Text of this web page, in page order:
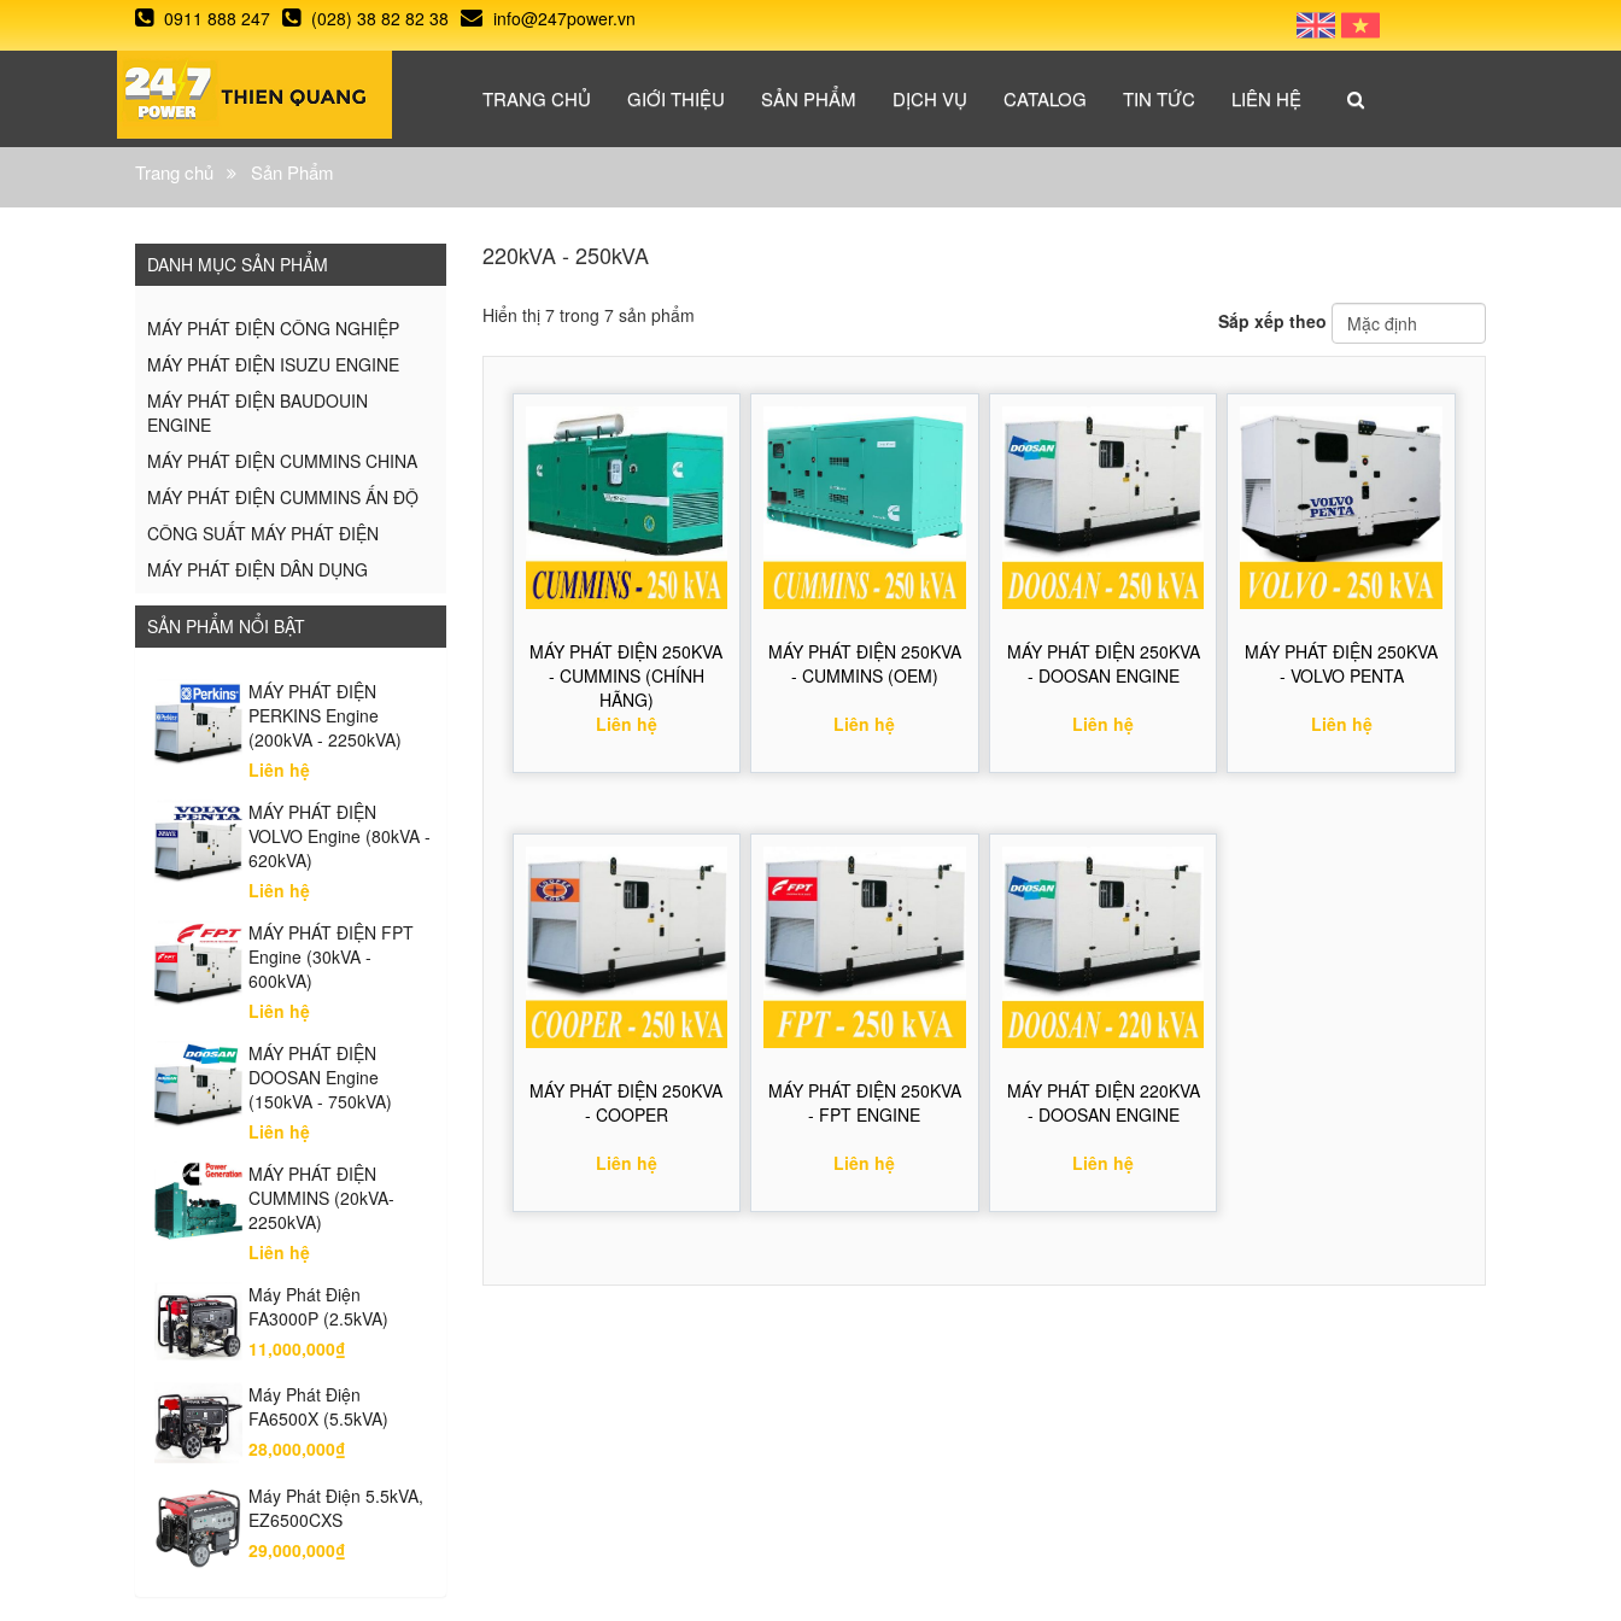
0911 888 247 (028) 38 82 82 38 info@247power.vn
TRANG CHỦ GIỚI THIỆU SẢN PHẨM DỊCH VỤ CATALOG TIN TỨC LIÊN HỆ
Trang chủ Sản Phẩm
220kVA - 250kVA
Hiển thị 7 trong 7 sản phẩm Sắp xếp theo
MÁY PHÁT ĐIỆN 250KVA
- CUMMINS (CHÍNH
HÃNG)
Liên hệ
MÁY PHÁT ĐIỆN 250KVA
- CUMMINS (OEM)
Liên hệ
MÁY PHÁT ĐIỆN 250KVA
- DOOSAN ENGINE
Liên hệ
MÁY PHÁT ĐIỆN 250KVA
- VOLVO PENTA
Liên hệ
MÁY PHÁT ĐIỆN 250KVA
- COOPER
Liên hệ
MÁY PHÁT ĐIỆN 250KVA
- FPT ENGINE
Liên hệ
MÁY PHÁT ĐIỆN 220KVA
- DOOSAN ENGINE
Liên hệ
DANH MỤC SẢN PHẨM
MÁY PHÁT ĐIỆN CÔNG NGHIỆP
MÁY PHÁT ĐIỆN ISUZU ENGINE
MÁY PHÁT ĐIỆN BAUDOUIN
ENGINE
MÁY PHÁT ĐIỆN CUMMINS CHINA
MÁY PHÁT ĐIỆN CUMMINS ẤN ĐỘ
CÔNG SUẤT MÁY PHÁT ĐIỆN
MÁY PHÁT ĐIỆN DÂN DỤNG
SẢN PHẨM NỔI BẬT
MÁY PHÁT ĐIỆN
PERKINS Engine
(200kVA - 2250kVA)
Liên hệ
MÁY PHÁT ĐIỆN
VOLVO Engine (80kVA -
620kVA)
Liên hệ
MÁY PHÁT ĐIỆN FPT
Engine (30kVA -
600kVA)
Liên hệ
MÁY PHÁT ĐIỆN
DOOSAN Engine
(150kVA - 750kVA)
Liên hệ
MÁY PHÁT ĐIỆN
CUMMINS (20kVA-
2250kVA)
Liên hệ
Máy Phát Điện
FA3000P (2.5kVA)
11,000,000₫
Máy Phát Điện
FA6500X (5.5kVA)
28,000,000₫
Máy Phát Điện 5.5kVA,
EZ6500CXS
29,000,000₫